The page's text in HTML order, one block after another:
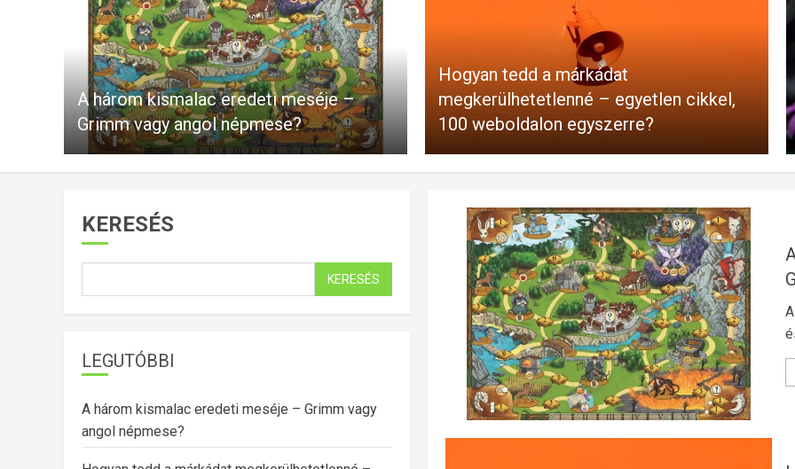
A három kismalac eredeti meséje –
Grimm vagy angol népmese?
Hogyan tedd a márkádat
megkerülhetetlenné – egyetlen cikkel,
100 weboldalon egyszerre?
KERESÉS
KERESÉS
LEGUTÓBBI
A három kismalac eredeti meséje – Grimm vagy
angol népmese?